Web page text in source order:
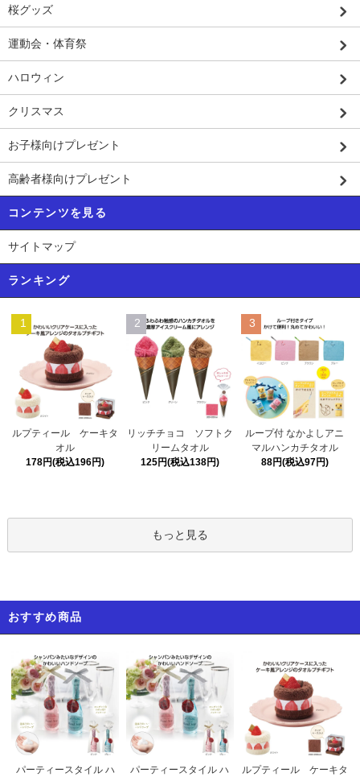
桜グッズ
運動会・体育祭
ハロウィン
クリスマス
お子様向けプレゼント
高齢者様向けプレゼント
コンテンツを見る
サイトマップ
ランキング
1
ルプティール ケーキタ
オル
178円(税込196円)
2
リッチチョコ ソフトク
リームタオル
125円(税込138円)
3
ループ付 なかよしアニ
マルハンカチタオル
88円(税込97円)
もっと見る
おすすめ商品
パーティースタイル ハ
パーティースタイル ハ
ルプティール ケーキタ